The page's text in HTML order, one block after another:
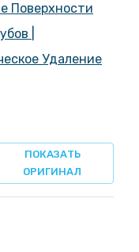
Поверхности
Удаление
ПОКАЗАТЬ
ОРИГИНАЛ